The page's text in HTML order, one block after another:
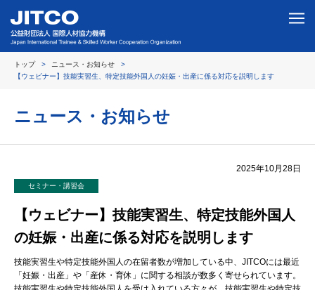
トップ
ニュース・お知らせ
【ウェビナー】技能実習生、特定技能外国人の妊娠・出産に係る対応を説明します
ニュース・お知らせ
2025年10月28日
セミナー・講習会
【ウェビナー】技能実習生、特定技能外国人
の妊娠・出産に係る対応を説明します
技能実習生や特定技能外国人の在留者数が増加している中、JITCOには最近
「妊娠・出産」や「産休・育休」に関する相談が数多く寄せられています。